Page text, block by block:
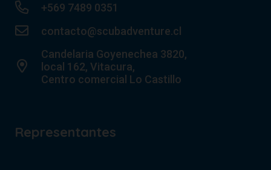
+569 7489 0351
contacto@scubadventure.cl
Candelaria Goyenechea 3820,
local 162, Vitacura,
Centro comercial Lo Castillo
Representantes